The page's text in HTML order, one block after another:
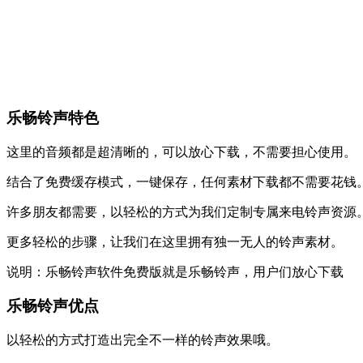
乐畅铃声特色
这里的音频都是超清晰的，可以放心下载，不需要担心使用。
结合了免费缓存模式，一键保存，任何素材下载都不需要花钱
许多朋友都需要，以轻松的方式为我们定制专属来电铃声资源
更多轻松的步骤，让我们在这里拥有独一无人的铃声素材。
说明：乐畅铃声软件免费版就是乐畅铃声，用户们放心下载
乐畅铃声优点
以轻松的方式打造出完全不一样的铃声效果哦。